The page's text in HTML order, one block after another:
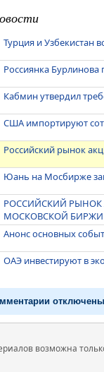
Турция и Узбекистан
Россиянка
Кабмин утвердил
США импортируют
Российский рынок
Юань на Мосбирже
РОССИЙСКИЙ РЫНОК
МОСКОВСКОЙ БИРЖИ
Анонс основных
ОАЭ инвестируют в
возможна